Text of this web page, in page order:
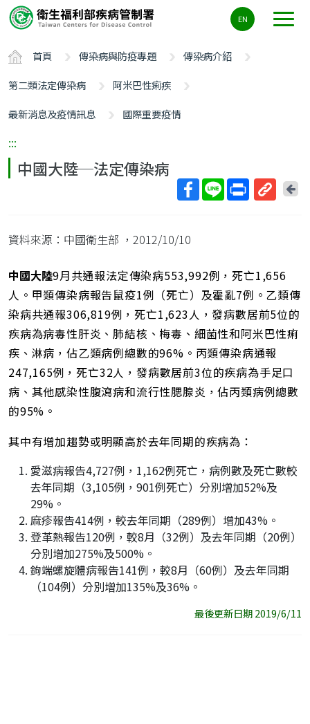
要
容
ALT+C
EN
首頁 傳染病與防疫專題
傳染病介紹
第二類法定傳染病
阿米巴性痢疾
最新消息及疫情訊息
國際重要疫情
:::
中國大陸─法定傳染病
址
回
資料來源：中國衛生部 ，2012/10/10
中國大陸9月共通報法定傳染病553,992例，死亡1,656
人。甲類傳染病報告鼠疫1例（死亡）及霍亂7例。乙類傳
染病共通報306,819例，死亡1,623人，發病數居前5位的
疾病為病毒性肝炎、肺結核、梅毒、細菌性和阿米巴性痢
疾、淋病，佔乙類病例總數的96%。丙類傳染病通報
247,165例，死亡32人，發病數居前3位的疾病為手足口
病、其他感染性腹瀉病和流行性腮腺炎，佔丙類病例總數
的95%。
其中有增加趨勢或明顯高於去年同期的疾病為：
愛滋病報告4,727例，1,162例死亡，病例數及死亡數較
去年同期（3,105例，901例死亡）分別增加52%及
29%。
麻疹報告414例，較去年同期（289例）增加43%。
登革熱報告120例，較8月（32例）及去年同期（20例）
分別增加275%及500%。
鉤端螺旋體病報告141例，較8月（60例）及去年同期
（104例）分別增加135%及36%。
最後更新日期 2019/6/11